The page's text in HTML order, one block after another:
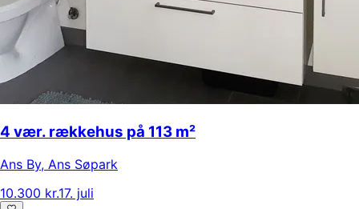
4 vær. rækkehus på 113 m²
Ans By, Ans Søpark
10.300 kr.17. juli